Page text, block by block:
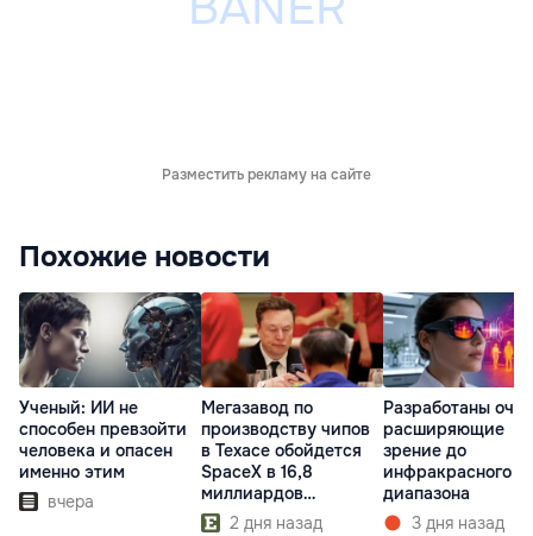
Разместить рекламу на сайте
Похожие новости
Ученый: ИИ не
способен превзойти
человека и опасен
именно этим
вчера
Мегазавод по
производству чипов
в Техасе обойдется
SpaceX в 16,8
миллиардов
долларов
2 дня назад
Разработаны
расширяющие
зрение до
инфракрасного
диапазона
3 дня назад